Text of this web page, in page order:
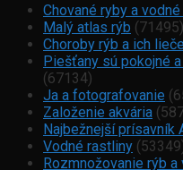
Chované ryby a
Malý atlas rýb (71495)
Choroby rýb a ich
Piešťany sú pokojné
(67134)
Ja a fotografovanie
Založenie akvária
Najbežnejší prísavník
Vodné rastliny
Rozmnožovanie rýb